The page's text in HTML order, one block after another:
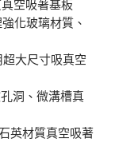
空吸著基板
化玻璃材質、
大尺寸吸真空
洞、微溝槽真
英材質真空吸著